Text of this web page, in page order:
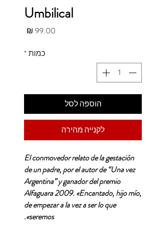
Umbilical
כמות*
הוספה לסל
לקנייה מהירה
El conmovedor relato de la gestación
de un padre, por el autor de “Una vez
Argentina” y ganador del premio
Alfaguara 2009. «Encantado, hijo mío,
de empezar a la vez a ser lo que
seremos».